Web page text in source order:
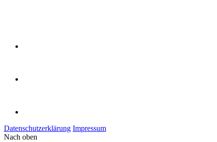
Datenschutzerklärung Impressum
Nach oben